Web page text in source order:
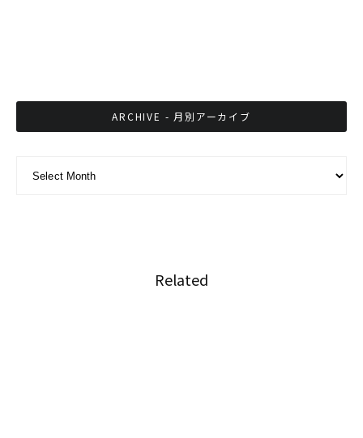
ARCHIVE - 月別アーカイブ
Related